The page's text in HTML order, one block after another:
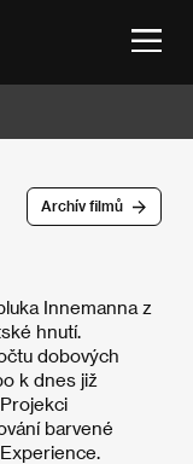
Archív filmů
Innemanna z
hnutí.
dobových
k dnes již
barvené